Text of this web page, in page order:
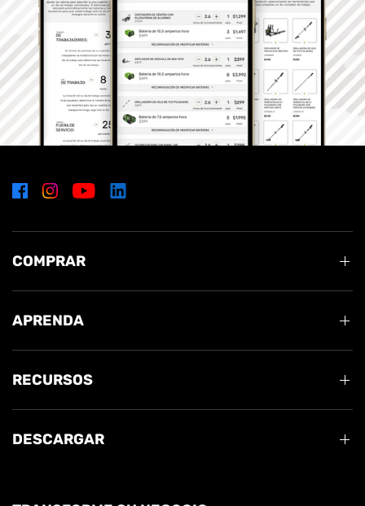
COMPRAR
APRENDA
RECURSOS
DESCARGAR